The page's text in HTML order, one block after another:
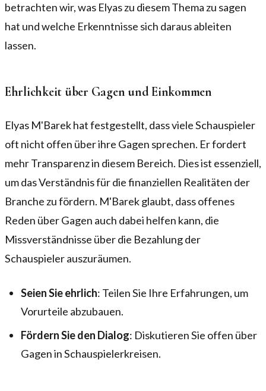
betrachten wir, was Elyas zu diesem Thema zu sagen
hat und welche Erkenntnisse sich daraus ableiten
lassen.
Ehrlichkeit über Gagen und Einkommen
Elyas M'Barek hat festgestellt, dass viele Schauspieler
oft nicht offen über ihre Gagen sprechen. Er fordert
mehr Transparenz in diesem Bereich. Dies ist essenziell,
um das Verständnis für die finanziellen Realitäten der
Branche zu fördern. M'Barek glaubt, dass offenes
Reden über Gagen auch dabei helfen kann, die
Missverständnisse über die Bezahlung der
Schauspieler auszuräumen.
Seien Sie ehrlich: Teilen Sie Ihre Erfahrungen, um
Vorurteile abzubauen.
Fördern Sie den Dialog: Diskutieren Sie offen über
Gagen in Schauspielerkreisen.